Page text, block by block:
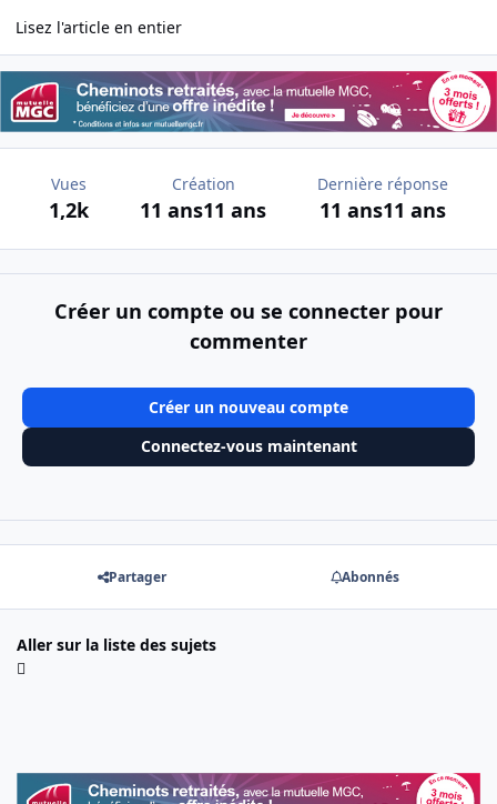
Lisez l'article en entier
Vues
1,2k
Création
11 ans11 ans
Dernière réponse
11 ans11 ans
Créer un compte ou se connecter pour
commenter
Créer un nouveau compte
Connectez-vous maintenant
Partager Abonnés
Aller sur la liste des sujets